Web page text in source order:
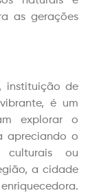
as gerações
instituição de
é um
explorar o
apreciando o
culturais ou
a cidade